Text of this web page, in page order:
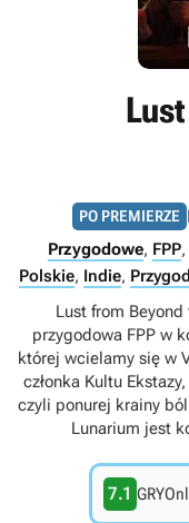
PO PREMIERZE
Przygodowe, FPP,
Polskie, Indie,
Lust from
przygodowa FPP w
której wcielamy się w
członka Kultu
czyli ponurej krainy
Lunarium jest
7.1